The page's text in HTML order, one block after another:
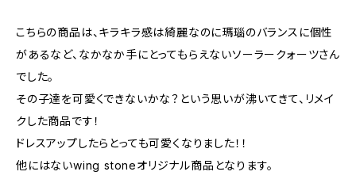
こちらの商品は、キラキラ感は綺麗なのに瑪瑙のバランスに個性
があるなど、なかなか手にとってもらえないソーラークォーツさん
でした。
その子達を可愛くできないかな？という思いが沸いてきて、リメイ
クした商品です！
ドレスアップしたらとっても可愛くなりました！！
他にはないwing stoneオリジナル商品となります。